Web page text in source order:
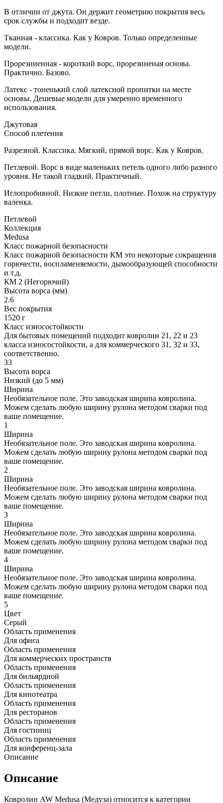
В отличии от джута. Он держит геометрию покрытия весь
срок службы и подходит везде.
Тканная - классика. Как у Ковров. Только определенные
модели.
Прорезиненная - короткий ворс, прорезиненая основа.
Практично. Базово.
Латекс - тоненький слой латексной пропитки на месте
основы. Дешевые модели для умеренно временного
использования.
Джутовая
Способ плетения
Разрезной. Классика. Мягкий, прямой ворс. Как у Ковров.
Петлевой. Ворс в виде маленьких петель одного либо разного
уровня. Не такой гладкий. Практичный.
Иглопробивной. Низкие петли, плотные. Похож на структуру
валенка.
Петлевой
Коллекция
Medusa
Класс пожарной безопасности
Класс пожарной безопасности КМ это некоторые сокращения
горючести, воспламеняемости, дымообразующей способности
и т.д.
КМ 2 (Негорючий)
Высота ворса (мм)
2.6
Вес покрытия
1520 г
Класс износостойкости
Для бытовых помещений подходит ковролин 21, 22 и 23
класса износостойкости, а для коммерческого 31, 32 и 33,
соответственно.
33
Высота ворса
Низкий (до 5 мм)
Ширина
Необязательное поле. Это заводская ширина ковролина.
Можем сделать любую ширину рулона методом сварки под
ваше помещение.
1
Ширина
Необязательное поле. Это заводская ширина ковролина.
Можем сделать любую ширину рулона методом сварки под
ваше помещение.
2
Ширина
Необязательное поле. Это заводская ширина ковролина.
Можем сделать любую ширину рулона методом сварки под
ваше помещение.
3
Ширина
Необязательное поле. Это заводская ширина ковролина.
Можем сделать любую ширину рулона методом сварки под
ваше помещение.
4
Ширина
Необязательное поле. Это заводская ширина ковролина.
Можем сделать любую ширину рулона методом сварки под
ваше помещение.
5
Цвет
Серый
Область применения
Для офиса
Область применения
Для коммерческих пространств
Область применения
Для бильярдной
Область применения
Для кинотеатра
Область применения
Для ресторанов
Область применения
Для гостиниц
Область применения
Для конференц-зала
Описание
Описание
Ковролин AW Medusa (Медуза) относится к категории